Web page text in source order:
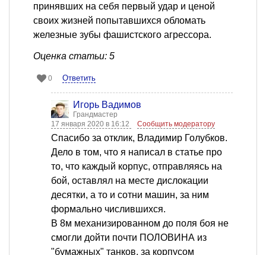
принявших на себя первый удар и ценой
своих жизней попытавшихся обломать
железные зубы фашистского агрессора.
Оценка статьи: 5
0 Ответить
Игорь Вадимов
Грандмастер
17 января 2020 в 16:12
Сообщить модератору
Спасибо за отклик, Владимир Голубков.
Дело в том, что я написал в статье про
то, что каждый корпус, отправляясь на
бой, оставлял на месте дислокации
десятки, а то и сотни машин, за ним
формально числившихся.
В 8м механизированном до поля боя не
смогли дойти почти ПОЛОВИНА из
"бумажных" танков, за корпусом